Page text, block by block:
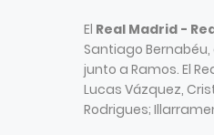
El Real Madrid -
Santiago
junto a Ramos. El
Lucas Vázquez,
Rodrigues;